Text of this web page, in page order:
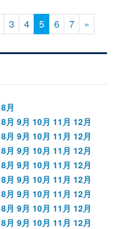
3 4 5 6 7 »
8月
8月 9月 10月 11月 12月
8月 9月 10月 11月 12月
8月 9月 10月 11月 12月
8月 9月 10月 11月 12月
8月 9月 10月 11月 12月
8月 9月 10月 11月 12月
8月 9月 10月 11月 12月
8月 9月 10月 11月 12月